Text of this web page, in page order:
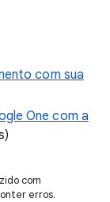
com sua
One com a
com
erros.